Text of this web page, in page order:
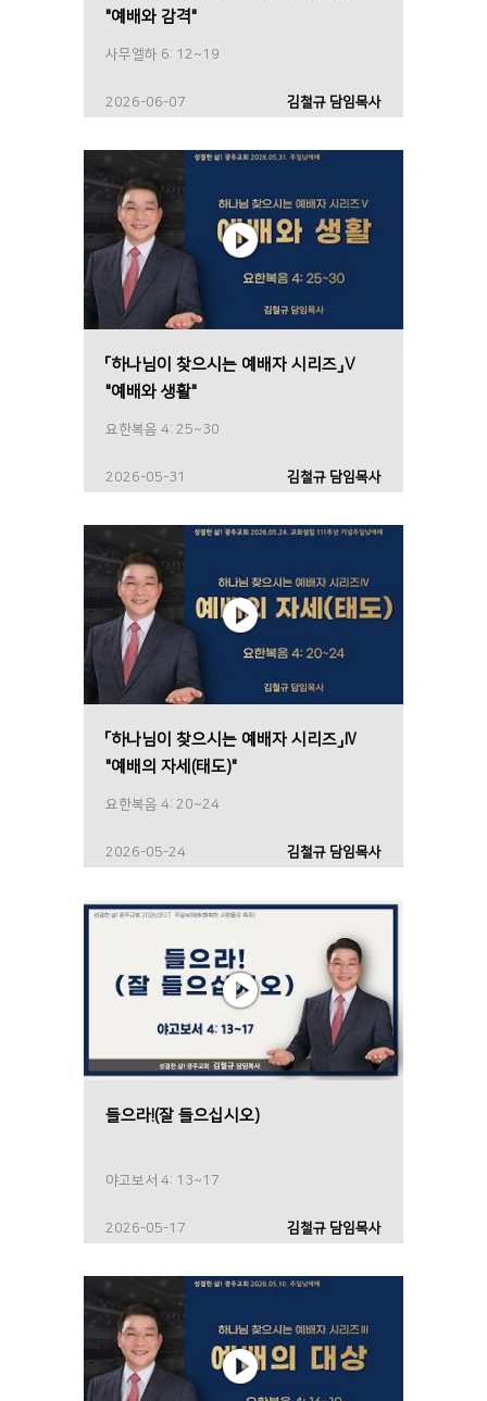
"예배와 감격"
사무엘하 6: 12~19
2026-06-07 김철규 담임목사
「하나님이 찾으시는 예배자 시리즈」Ⅴ
"예배와 생활"
요한복음 4: 25~30
2026-05-31 김철규 담임목사
「하나님이 찾으시는 예배자 시리즈」Ⅳ
"예배의 자세(태도)"
요한복음 4: 20~24
2026-05-24 김철규 담임목사
들으라!(잘 들으십시오)
야고보서 4: 13~17
2026-05-17 김철규 담임목사